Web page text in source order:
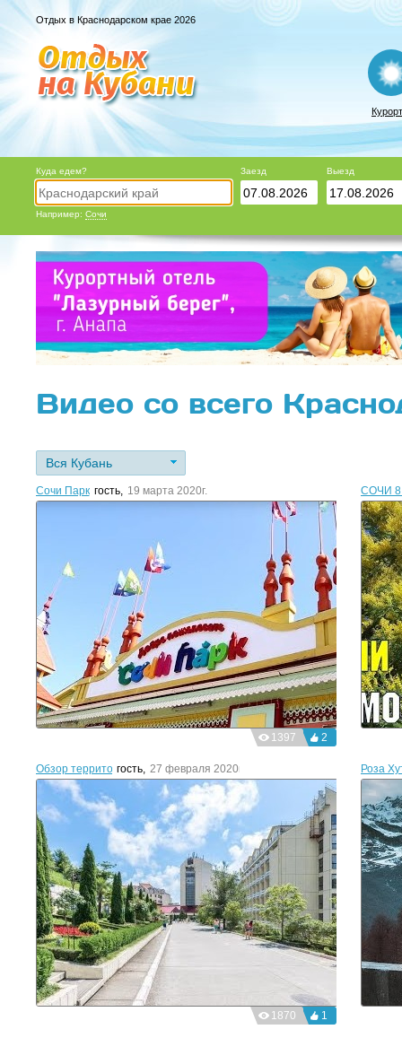
Отдых в Краснодарском крае 2026
Куда едем?
Например: Сочи
Заезд Выезд
Видео со всего
Вся Кубань
Сочи Парк гость, 19 марта 2020г.
2
1397
СОЧИ 8
Обзор территории Аквалоо-Сочи плюсы и минусы.
гость, 27 февраля 2020г.
1
1870
Роза